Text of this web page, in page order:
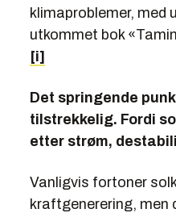
klimaproblemer, med
utkommet bok
[i]
Det springende
tilstrekkelig. Fordi
etter strøm,
Vanligvis fortoner
kraftgenerering, men